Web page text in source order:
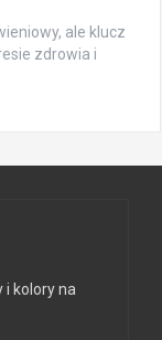
ale klucz
zdrowia i
i kolory na